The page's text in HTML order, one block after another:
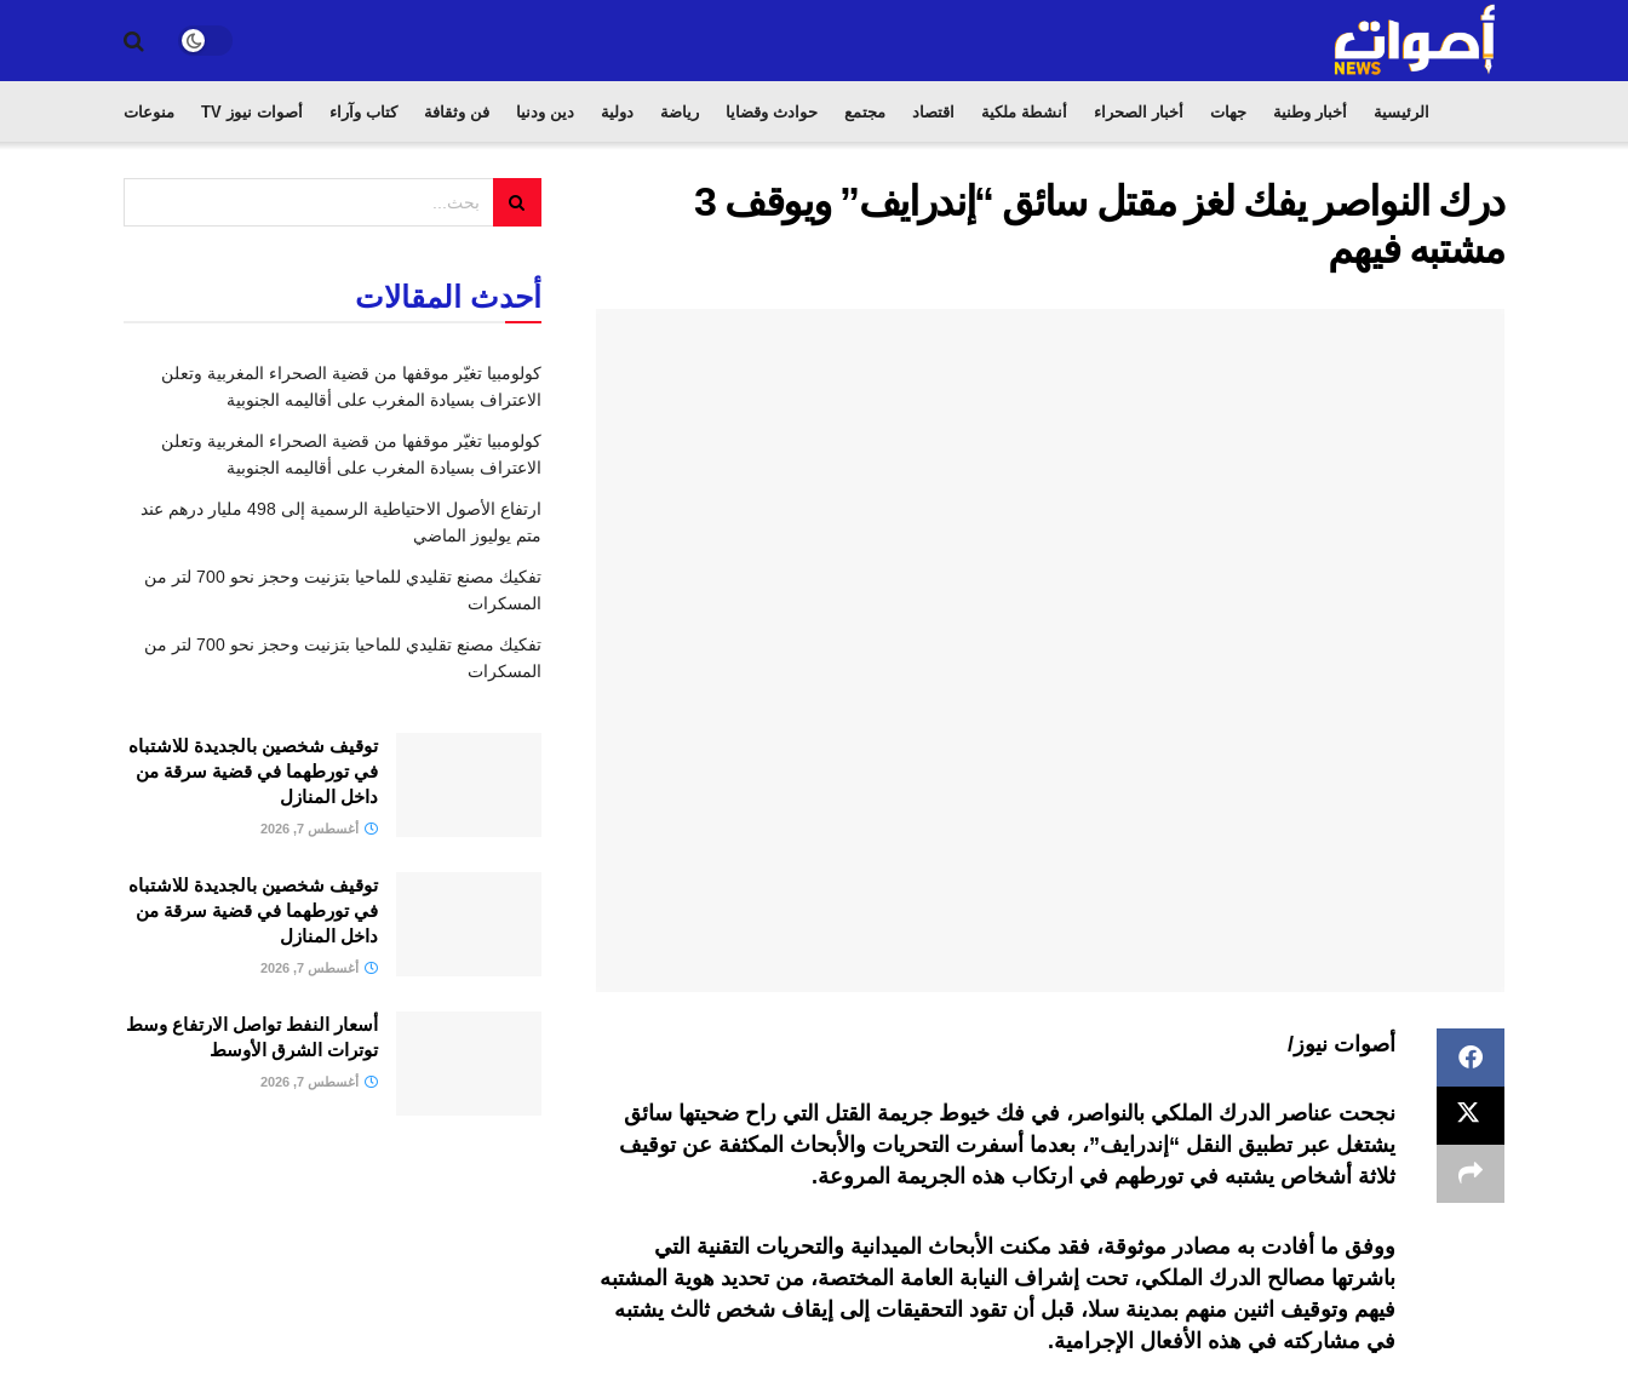
الرئيسية أخبار وطنية جهات أخبار الصحراء أنشطة ملكية اقتصاد مجتمع حوادث وقضايا رياضة دولية دين ودنيا فن وثقافة كتاب وآراء أصوات نيوز TV منوعات
درك النواصر يفك لغز مقتل سائق “إندرايف” ويوقف 3
مشتبه فيهم
أصوات نيوز/
نجحت عناصر الدرك الملكي بالنواصر، في فك خيوط جريمة القتل التي راح ضحيتها سائق
يشتغل عبر تطبيق النقل “إندرايف”، بعدما أسفرت التحريات والأبحاث المكثفة عن توقيف
ثلاثة أشخاص يشتبه في تورطهم في ارتكاب هذه الجريمة المروعة.
ووفق ما أفادت به مصادر موثوقة، فقد مكنت الأبحاث الميدانية والتحريات التقنية التي
باشرتها مصالح الدرك الملكي، تحت إشراف النيابة العامة المختصة، من تحديد هوية المشتبه
فيهم وتوقيف اثنين منهم بمدينة سلا، قبل أن تقود التحقيقات إلى إيقاف شخص ثالث يشتبه
في مشاركته في هذه الأفعال الإجرامية.
أحدث المقالات
كولومبيا تغيّر موقفها من قضية الصحراء المغربية وتعلن
الاعتراف بسيادة المغرب على أقاليمه الجنوبية
كولومبيا تغيّر موقفها من قضية الصحراء المغربية وتعلن
الاعتراف بسيادة المغرب على أقاليمه الجنوبية
ارتفاع الأصول الاحتياطية الرسمية إلى 498 مليار درهم عند
متم يوليوز الماضي
تفكيك مصنع تقليدي للماحيا بتزنيت وحجز نحو 700 لتر من
المسكرات
تفكيك مصنع تقليدي للماحيا بتزنيت وحجز نحو 700 لتر من
المسكرات
توقيف شخصين بالجديدة للاشتباه
في تورطهما في قضية سرقة من
داخل المنازل
أغسطس 7, 2026
توقيف شخصين بالجديدة للاشتباه
في تورطهما في قضية سرقة من
داخل المنازل
أغسطس 7, 2026
أسعار النفط تواصل الارتفاع وسط
توترات الشرق الأوسط
أغسطس 7, 2026